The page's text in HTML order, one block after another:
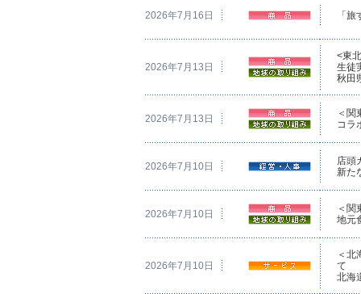
2026年7月16日 「
2026年7月13日
<東
生徒
秋田
2026年7月13日
＜関
コラ
2026年7月10日
店頭
新た
2026年7月10日
＜関
地元
2026年7月10日
＜北
て
北海